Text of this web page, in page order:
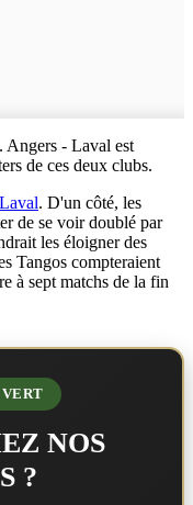
Angers - Laval est
de ces deux clubs.
Laval. D'un côté, les
de se voir doublé par
les éloigner des
Tangos compteraient
à sept matchs de la fin
NOS
?